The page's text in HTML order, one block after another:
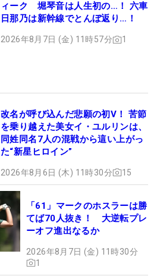
ィーク 堀琴音は人生初の…！ 六車
日那乃は新幹線でとんぼ返り…！
2026年8月7日 (金) 11時57分 1
改名が呼び込んだ悲願の初V！ 苦節
を乗り越えた美女イ・ユルリンは、
同姓同名7人の混戦から這い上がっ
た“新星ヒロイン”
2026年8月6日 (木) 11時30分 15
「61」マークのホスラーは勝
てば70人抜き！ 大逆転プレ
ーオフ進出なるか
2026年8月7日 (金) 11時30分
1